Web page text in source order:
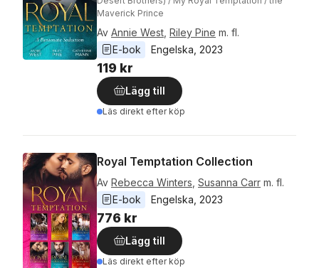
Maverick Prince
Av Annie West Riley Pine m. fl.
E-bok
Engelska 2023
119 kr
Lägg till
Läs direkt efter köp
Royal Temptation Collection
Av Rebecca Winters Susanna Carr m. fl.
E-bok
Engelska 2023
776 kr
Lägg till
Läs direkt efter köp